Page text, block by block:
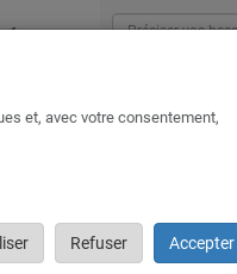
feront
rien
en
75015 - Paris 15
et, avec votre consentement,
Refuser Accepter